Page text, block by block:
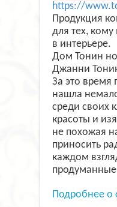
https://
Продукция
для тех,
в интерьере.
Дом Тонин
Джанни
За это время
нашла
среди своих
красоты и
не похожая
приносить
каждом
Подробнее о